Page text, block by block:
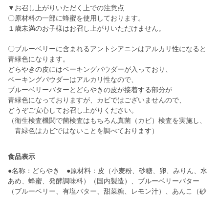
▼お召し上がりいただく上での注意点
〇原材料の一部に蜂蜜を使用しております。
１歳未満のお子様はお召し上がりいただけません。
〇ブルーベリーに含まれるアントシアニンはアルカリ性になると
青緑色になります。
どらやきの皮にはベーキングパウダーが入っており、
ベーキングパウダーはアルカリ性なので、
ブルーベリーバターとどらやきの皮が接着する部分が
青緑色になっておりますが、カビではございませんので、
どうぞご安心してお召し上がりください。
（衛生検査機関で菌検査はもちろん真菌（カビ）検査を実施し、
青緑色はカビではないことを調べております）
食品表示
●名称：どらやき ●原材料：皮（小麦粉、砂糖、卵、みりん、水
あめ、蜂蜜、発酵調味料）（国内製造）、ブルーベリーバター
（ブルーベリー、有塩バター、甜菜糖、レモン汁）、あんこ（砂